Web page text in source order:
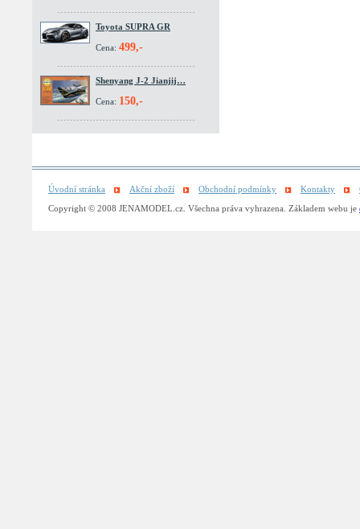
Toyota SUPRA GR
Cena: 499,-
Shenyang J-2 Jianjij…
Cena: 150,-
Úvodní stránka Akční zboží Obchodní podmínky Kontakty
Copyright © 2008 JENAMODEL.cz. Všechna práva vyhrazena. Základem webu je